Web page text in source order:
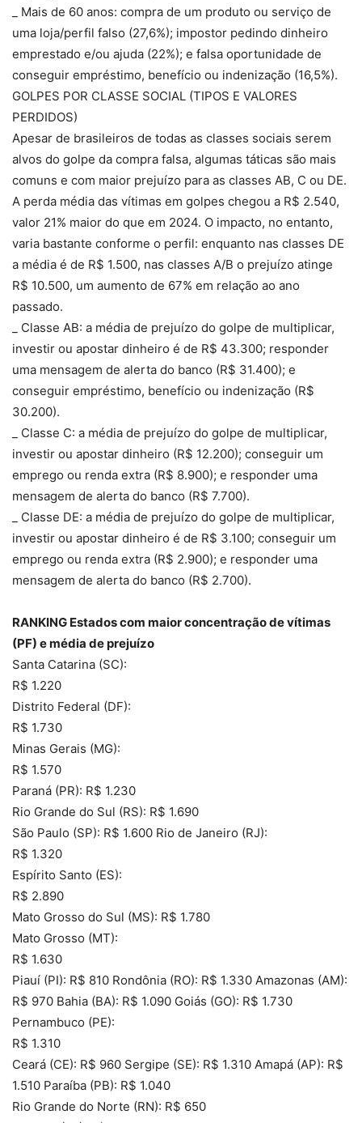
_ Mais de 60 anos: compra de um produto ou serviço de
uma loja/perfil falso (27,6%); impostor pedindo dinheiro
emprestado e/ou ajuda (22%); e falsa oportunidade de
conseguir empréstimo, benefício ou indenização (16,5%).
GOLPES POR CLASSE SOCIAL (TIPOS E VALORES
PERDIDOS)
Apesar de brasileiros de todas as classes sociais serem
alvos do golpe da compra falsa, algumas táticas são mais
comuns e com maior prejuízo para as classes AB, C ou DE.
A perda média das vítimas em golpes chegou a R$ 2.540,
valor 21% maior do que em 2024. O impacto, no entanto,
varia bastante conforme o perfil: enquanto nas classes DE
a média é de R$ 1.500, nas classes A/B o prejuízo atinge
R$ 10.500, um aumento de 67% em relação ao ano
passado.
_ Classe AB: a média de prejuízo do golpe de multiplicar,
investir ou apostar dinheiro é de R$ 43.300; responder
uma mensagem de alerta do banco (R$ 31.400); e
conseguir empréstimo, benefício ou indenização (R$
30.200).
_ Classe C: a média de prejuízo do golpe de multiplicar,
investir ou apostar dinheiro (R$ 12.200); conseguir um
emprego ou renda extra (R$ 8.900); e responder uma
mensagem de alerta do banco (R$ 7.700).
_ Classe DE: a média de prejuízo do golpe de multiplicar,
investir ou apostar dinheiro é de R$ 3.100; conseguir um
emprego ou renda extra (R$ 2.900); e responder uma
mensagem de alerta do banco (R$ 2.700).
RANKING Estados com maior concentração de vítimas
(PF) e média de prejuízo
Santa Catarina (SC):
R$ 1.220
Distrito Federal (DF):
R$ 1.730
Minas Gerais (MG):
R$ 1.570
Paraná (PR): R$ 1.230
Rio Grande do Sul (RS): R$ 1.690
São Paulo (SP): R$ 1.600 Rio de Janeiro (RJ):
R$ 1.320
Espírito Santo (ES):
R$ 2.890
Mato Grosso do Sul (MS): R$ 1.780
Mato Grosso (MT):
R$ 1.630
Piauí (PI): R$ 810 Rondônia (RO): R$ 1.330 Amazonas (AM):
R$ 970 Bahia (BA): R$ 1.090 Goiás (GO): R$ 1.730
Pernambuco (PE):
R$ 1.310
Ceará (CE): R$ 960 Sergipe (SE): R$ 1.310 Amapá (AP): R$
1.510 Paraíba (PB): R$ 1.040
Rio Grande do Norte (RN): R$ 650